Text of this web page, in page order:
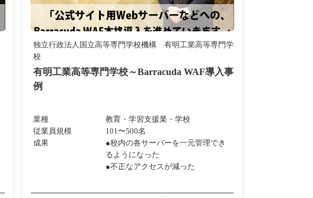
独立行政法人国立高等専門学校機構 有明工業高等専門学
校
有明工業高等専門学校～Barracuda WAF導入事
例
業種
教育・学習支援業・学校
従業員規模
101〜500名
成果
●校内の各サーバーを一元管理でき
るようになった
●不正なアクセスが減った